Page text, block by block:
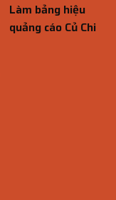
Làm bảng hiệu
quảng cáo Củ Chi